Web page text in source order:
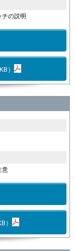
の説明
）
意
）